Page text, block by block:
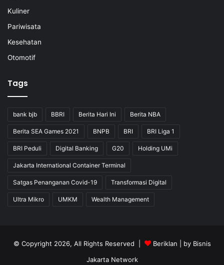
Kuliner
Pariwisata
Kesehatan
Otomotif
Tags
bank bjb BBRI Berita Hari Ini Berita NBA
Berita SEA Games 2021 BNPB BRI BRI Liga 1
BRI Peduli Digital Banking G20 Holding UMi
Jakarta International Container Terminal
Satgas Penanganan Covid-19 Transformasi Digital
Ultra Mikro UMKM Wealth Management
© Copyright 2026, All Rights Reserved | Beriklan | by Bisnis
Jakarta Network